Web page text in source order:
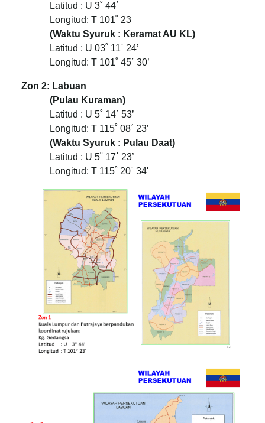
Latitud : U 3˚ 44΄
Longitud: T 101˚ 23
(Waktu Syuruk : Keramat AU KL)
Latitud : U 03˚ 11΄ 24’
Longitud: T 101˚ 45΄ 30’
Zon 2: Labuan
(Pulau Kuraman)
Latitud : U 5˚ 14΄ 53’
Longitud: T 115˚ 08΄ 23’
(Waktu Syuruk : Pulau Daat)
Latitud : U 5˚ 17΄ 23’
Longitud: T 115˚ 20΄ 34'